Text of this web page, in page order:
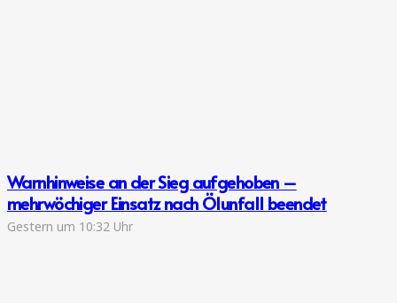
Warnhinweise an der Sieg aufgehoben –
mehrwöchiger Einsatz nach Ölunfall beendet
Gestern um 10:32 Uhr